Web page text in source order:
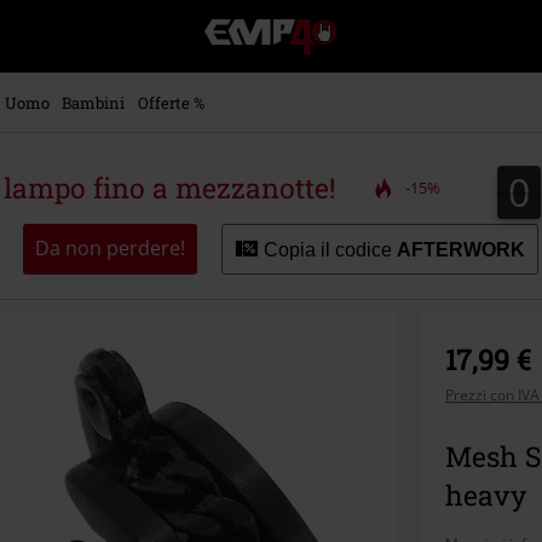
EMP
-
Musica,
Videogame
-
Abbigliamento
Uomo Bambini Offerte %
fino a mezzanotte! -15% 0
0
Da non perdere! Copia il codice AFTERWORK
17,99 €
Prezzi con
Mesh
heavy